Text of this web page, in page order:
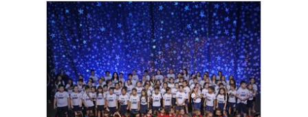
exatamente isso que vivemos em nossa
festa junina: um encontro no qual a
tecnologia ajudou a criar novas
possibilidades, sem substituir aquilo que
realmente importa — a presenç